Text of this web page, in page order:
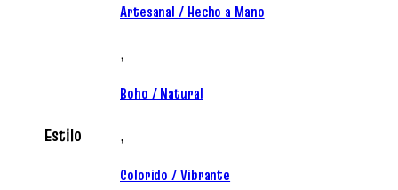
Estilo
Artesanal / Hecho a Mano
,
Boho / Natural
,
Colorido / Vibrante